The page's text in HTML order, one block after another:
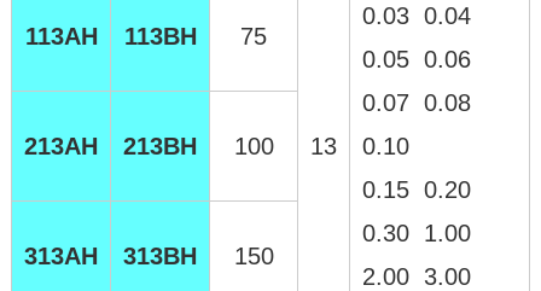
113AH 113BH 75
13
0.03 0.04
0.05 0.06
0.07 0.08
0.10
0.15 0.20
0.30 1.00
2.00 3.00
213AH 213BH 100
313AH 313BH 150